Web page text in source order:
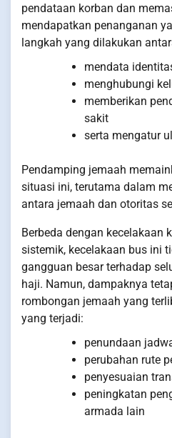
pendataan korban dan
mendapatkan penanganan
langkah yang dilakukan
mendata
menghubungi
memberikan
sakit
serta mengatur
Pendamping jemaah
situasi ini, terutama dalam
antara jemaah dan otoritas
Berbeda dengan kecelakaan
sistemik, kecelakaan bus ini
gangguan besar terhadap
haji. Namun, dampaknya
rombongan jemaah yang
yang terjadi:
penundaan
perubahan rute
penyesuaian
peningkatan
armada lain